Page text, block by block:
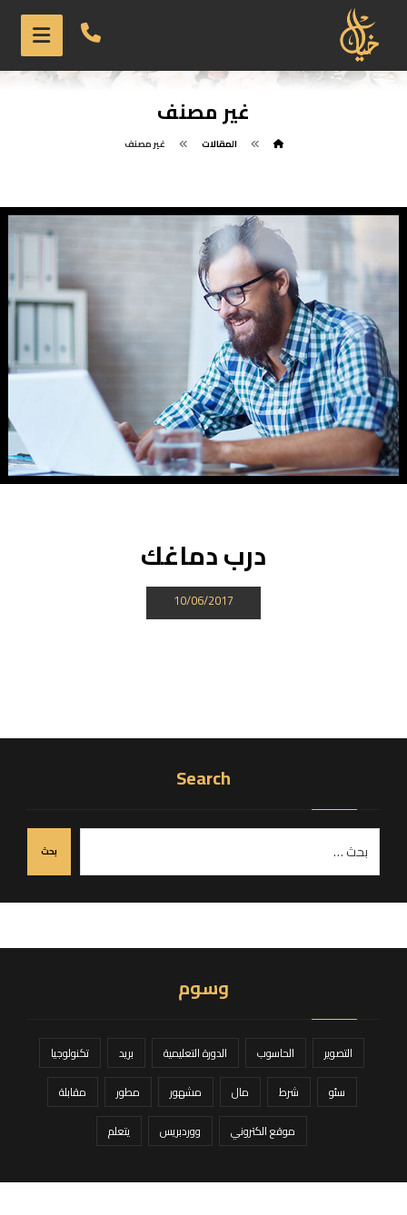
غير مصنف
المقالات غير مصنف
درب دماغك
10/06/2017
Search
بحث
وسوم
التصوير الحاسوب الدورة التعليمية بريد
تكنولوجيا
سئو
شرط مال مشهور مطور
مقابلة
موقع الكتروني
ووردبريس يتعلم